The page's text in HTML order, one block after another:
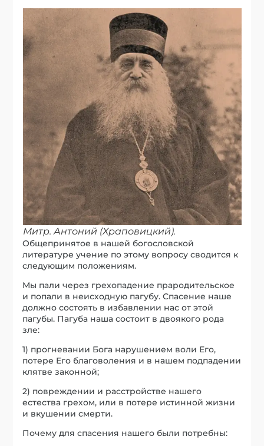
Митр. Антоний (Храповицкий).
Общепринятое в нашей богословской
литературе учение по этому вопросу сводится к
следующим положениям.
Мы пали через грехопадение прародительское
и попали в неисходную пагубу. Спасение наше
должно состоять в избавлении нас от этой
пагубы. Пагуба наша состоит в двоякого рода
зле:
1) прогневании Бога нарушением воли Его,
потере Его благоволения и в нашем подпадении
клятве законной;
2) повреждении и расстройстве нашего
естества грехом, или в потере истинной жизни
и вкушении смерти.
Почему для спасения нашего были потребны: